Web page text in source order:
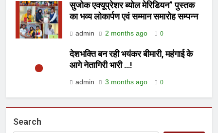
सुजोक एक्यूप्रेशर ब्योल मेरिडियन” पुस्तक
का भव्य लोकार्पण एवं सम्मान समारोह सम्पन्न
admin 2 months ago 0
देशभक्ति बन रही भयंकर बीमारी, महंगाई के
आगे नेतागिरी भारी …!
admin 3 months ago 0
Search